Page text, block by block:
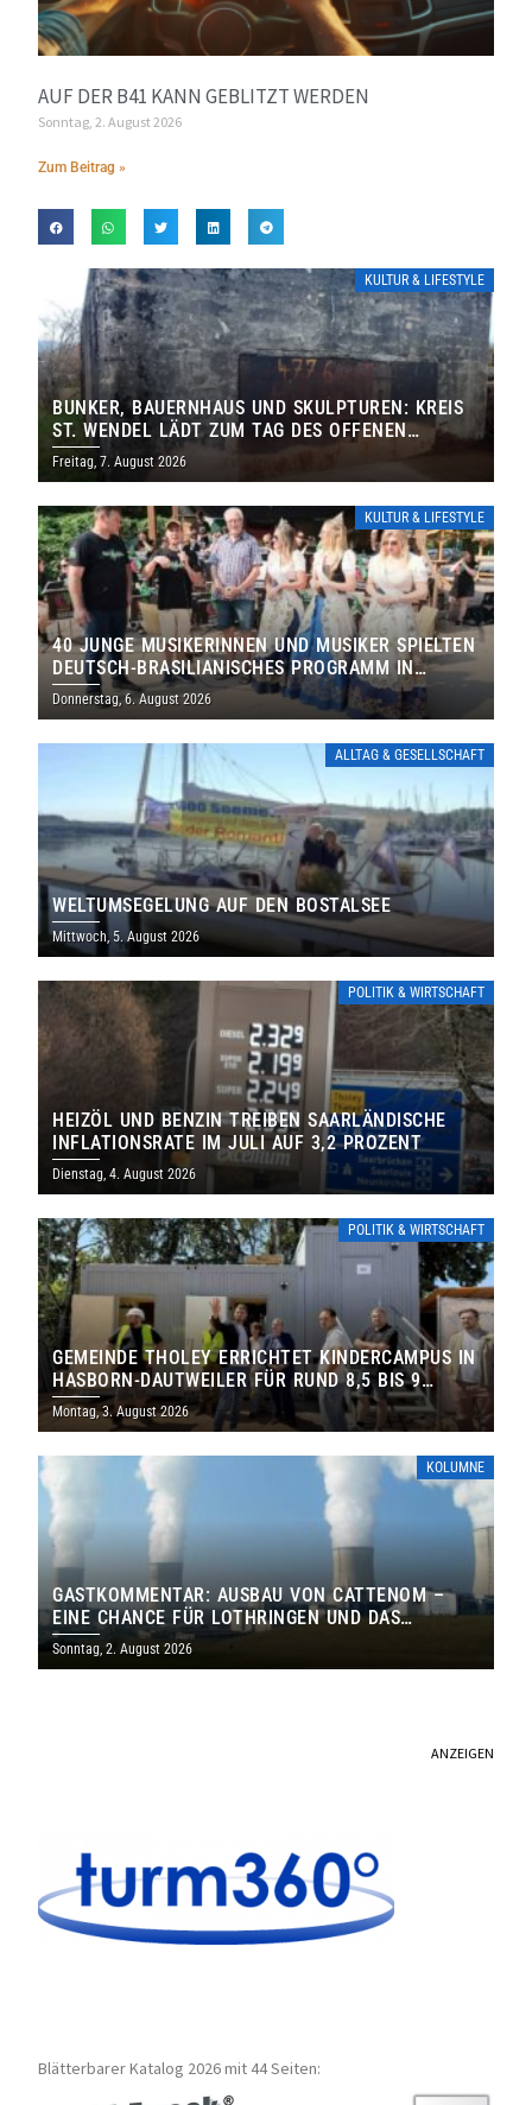
AUF DER B41 KANN GEBLITZT WERDEN
Sonntag, 2. August 2026
Zum Beitrag »
KULTUR & LIFESTYLE
BUNKER, BAUERNHAUS UND SKULPTUREN: KREIS
ST. WENDEL LÄDT ZUM TAG DES OFFENEN
DENKMALS EIN
Freitag, 7. August 2026
KULTUR & LIFESTYLE
40 JUNGE MUSIKERINNEN UND MUSIKER SPIELTEN
DEUTSCH-BRASILIANISCHES PROGRAMM IN
THOLEY
Donnerstag, 6. August 2026
ALLTAG & GESELLSCHAFT
WELTUMSEGELUNG AUF DEN BOSTALSEE
Mittwoch, 5. August 2026
POLITIK & WIRTSCHAFT
HEIZÖL UND BENZIN TREIBEN SAARLÄNDISCHE
INFLATIONSRATE IM JULI AUF 3,2 PROZENT
Dienstag, 4. August 2026
POLITIK & WIRTSCHAFT
GEMEINDE THOLEY ERRICHTET KINDERCAMPUS IN
HASBORN-DAUTWEILER FÜR RUND 8,5 BIS 9
MILLIONEN EURO
Montag, 3. August 2026
KOLUMNE
GASTKOMMENTAR: AUSBAU VON CATTENOM –
EINE CHANCE FÜR LOTHRINGEN UND DAS
SAARLAND
Sonntag, 2. August 2026
ANZEIGEN
Blätterbarer Katalog 2026 mit 44 Seiten: